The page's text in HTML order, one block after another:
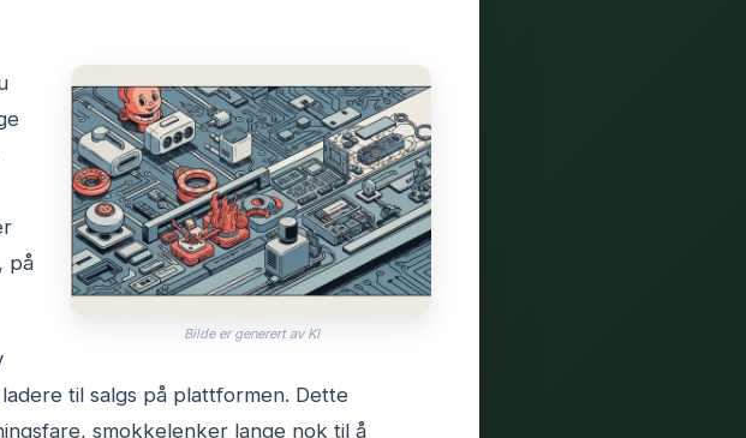
Bilde er generert av KI
på
til salgs på plattformen. Dette
smokkelenker lange nok til å